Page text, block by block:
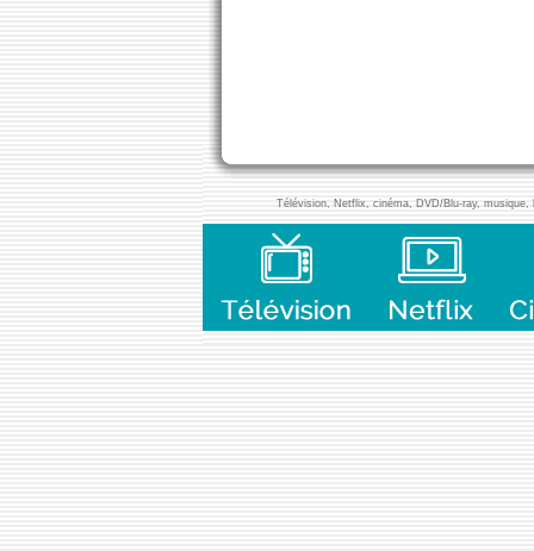
Télévision, Netflix, cinéma, DVD/Blu-ray,